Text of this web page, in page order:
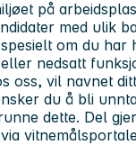
på
med ulik
om du har
nedsatt
oss, vil navnet
du å bli
dette. Del